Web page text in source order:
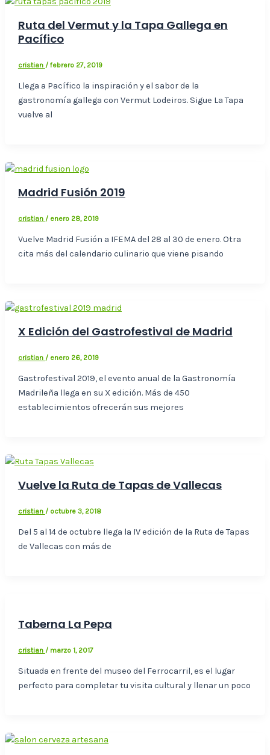
Ruta del Vermut y la Tapa Gallega en
Pacífico
cristian / febrero 27, 2019
Llega a Pacífico la inspiración y el sabor de la
gastronomía gallega con Vermut Lodeiros. Sigue La Tapa
vuelve al
Madrid Fusión 2019
cristian / enero 28, 2019
Vuelve Madrid Fusión a IFEMA del 28 al 30 de enero. Otra
cita más del calendario culinario que viene pisando
X Edición del Gastrofestival de Madrid
cristian / enero 26, 2019
Gastrofestival 2019, el evento anual de la Gastronomía
Madrileña llega en su X edición. Más de 450
establecimientos ofrecerán sus mejores
Vuelve la Ruta de Tapas de Vallecas
cristian / octubre 3, 2018
Del 5 al 14 de octubre llega la IV edición de la Ruta de Tapas
de Vallecas con más de
Taberna La Pepa
cristian / marzo 1, 2017
Situada en frente del museo del Ferrocarril, es el lugar
perfecto para completar tu visita cultural y llenar un poco